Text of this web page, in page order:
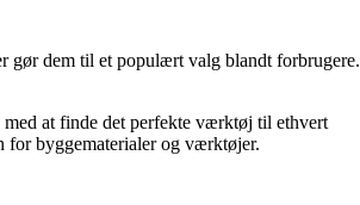
gør dem til et populært valg blandt forbrugere.
med at finde det perfekte værktøj til ethvert
for byggematerialer og værktøjer.